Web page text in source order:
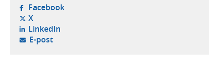
Facebook- öppnas i ny flik, extern webbplats,
X- öppnas i ny flik, extern webbplats,
LinkedIn- öppnas i ny flik, extern webbplats,
E-post- öppnar din e-postklient,